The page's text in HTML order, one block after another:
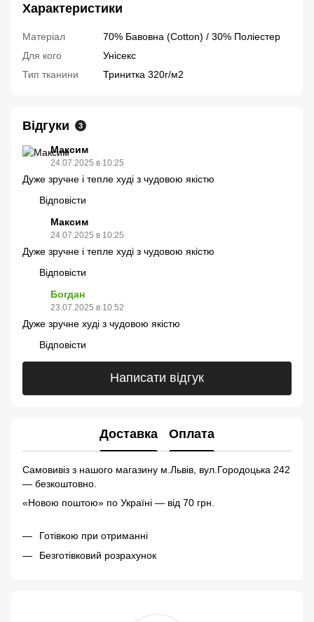
Характеристики
Матеріал
70% Бавовна (Cotton) / 30% Поліестер
Для кого
Унісекс
Тип тканини
Тринитка 320г/м2
Відгуки 3
Максим
24.07.2025 в 10:25
Дуже зручне і тепле худі з чудовою якістю
Відповісти
Максим
24.07.2025 в 10:25
Дуже зручне і тепле худі з чудовою якістю
Відповісти
Богдан
23.07.2025 в 10:52
Дуже зручне худі з чудовою якістю
Відповісти
Написати відгук
Доставка Оплата
Самовивіз з нашого магазину м.Львів, вул.Городоцька 242
— безкоштовно.
«Новою поштою» по Україні — від 70 грн.
Готівкою при отриманні
Безготівковий розрахунок